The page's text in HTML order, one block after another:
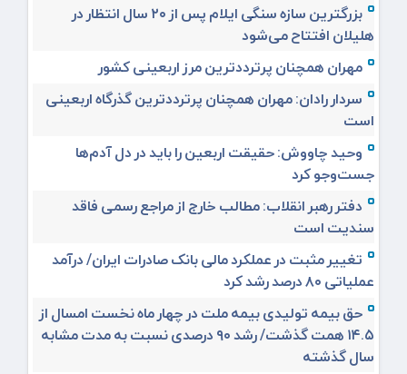
بزرگترین سازه سنگی ایلام پس از ۲۰ سال انتظار در
هلیلان افتتاح می‌شود
مهران همچنان پرترددترین مرز اربعینی کشور
سردار رادان: مهران همچنان پرترددترین گذرگاه اربعینی
است
وحید چاووش: حقیقت اربعین را باید در دل آدم‌ها
جست‌وجو کرد
دفتر رهبر انقلاب: مطالب خارج از مراجع رسمی فاقد
سندیت است
تغییر مثبت در عملکرد مالی بانک صادرات ایران/ درآمد
عملیاتی ۸۰ درصد رشد کرد
حق بیمه تولیدی بیمه ملت در چهار ماه نخست امسال از
۱۴.۵ همت گذشت/ رشد ۹۰ درصدی نسبت به مدت مشابه
سال گذشته